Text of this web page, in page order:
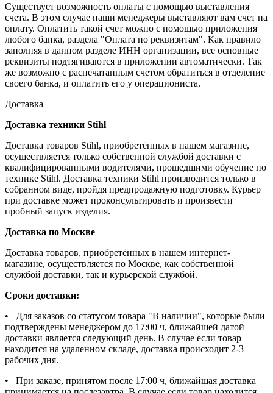
Существует возможность оплаты с помощью выставления
счета. В этом случае наши менеджеры выставляют вам счет на
оплату. Оплатить такой счет можно с помощью приложения
любого банка, раздела "Оплата по реквизитам". Как правило
заполняя в данном разделе ИНН организации, все основные
реквизиты подтягиваются в приложении автоматически. Так
же возможно с распечатанным счетом обратиться в отделение
своего банка, и оплатить его у операциониста.
Доставка
Доставка техники Stihl
Доставка товаров Stihl, приобретённых в нашем магазине,
осуществляется только собственной службой доставки с
квалифицированными водителями, прошедшими обучение по
технике Stihl. Доставка техники Stihl производится только в
собранном виде, пройдя предпродажную подготовку. Курьер
при доставке может проконсультировать и произвести
пробный запуск изделия.
Доставка по Москве
Доставка товаров, приобретённых в нашем интернет-
магазине, осуществляется по Москве, как собственной
службой доставки, так и курьерской службой.
Сроки доставки:
• Для заказов со статусом товара "В наличии", которые были
подтверждены менеджером до 17:00 ч, ближайшей датой
доставки является следующий день. В случае если товар
находится на удаленном складе, доставка происходит 2-3
рабочих дня.
• При заказе, принятом после 17:00 ч, ближайшая доставка